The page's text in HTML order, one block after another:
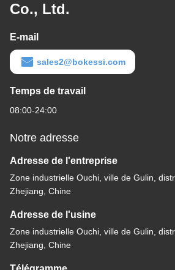
Co., Ltd.
E-mail
sales2@bokessi.com
Temps de travail
08:00-24:00
Notre adresse
Adresse de l'entreprise
Zone industrielle Ouchi, ville de Gulin,
Zhejiang, Chine
Adresse de l'usine
Zone industrielle Ouchi, ville de Gulin,
Zhejiang, Chine